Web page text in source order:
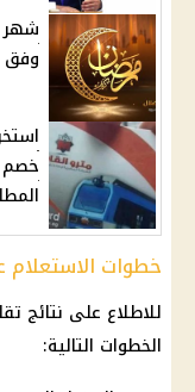
وفق
خطوات الاستعلام
للاطلاع على نتائج
الخطوات التالية: